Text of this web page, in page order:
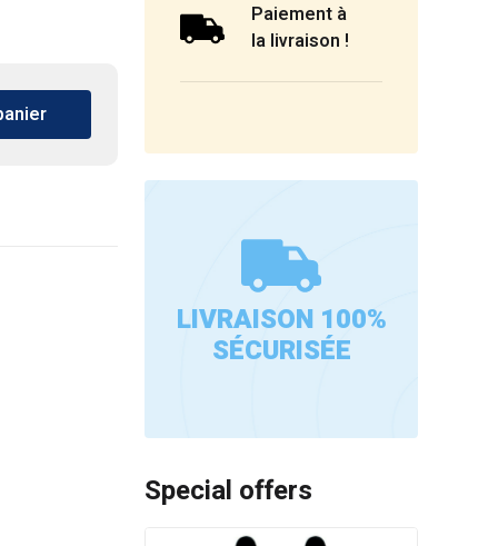
Paiement à
la livraison !
LIVRAISON 100%
SÉCURISÉE
Special offers